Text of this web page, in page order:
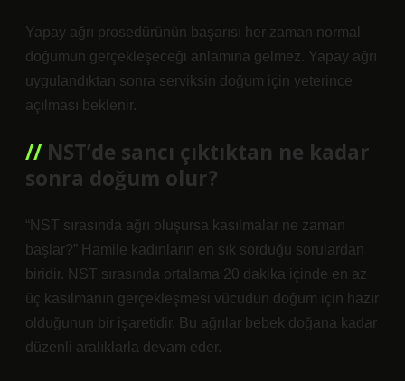
Yapay ağrı prosedürünün başarısı her zaman normal
doğumun gerçekleşeceği anlamına gelmez. Yapay ağrı
uygulandıktan sonra serviksin doğum için yeterince
açılması beklenir.
NST’de sancı çıktıktan ne kadar
sonra doğum olur?
“NST sırasında ağrı oluşursa kasılmalar ne zaman
başlar?” Hamile kadınların en sık sorduğu sorulardan
biridir. NST sırasında ortalama 20 dakika içinde en az
üç kasılmanın gerçekleşmesi vücudun doğum için hazır
olduğunun bir işaretidir. Bu ağrılar bebek doğana kadar
düzenli aralıklarla devam eder.